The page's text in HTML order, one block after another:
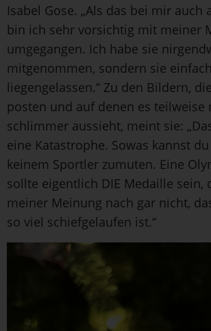
Isabel Gose. „Als das bei mir auch
bin ich sehr vorsichtig mit meiner
umgegangen. Ich habe sie
mitgenommen, sondern sie einfach
liegengelassen.“ Zu den Bildern,
posten und auf denen es teilweise
schlimmer aussieht, meint sie:
eine Katastrophe. Sowas kannst
keinem Sportler zumuten. Eine
sollte eigentlich DIE Medaille sein,
meiner Meinung nach gar nicht,
so viel schiefgelaufen ist.“